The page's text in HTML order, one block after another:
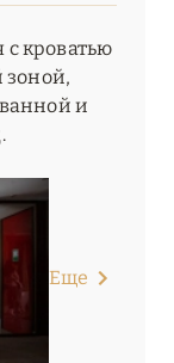
кроватью
зоной,
и
Еще